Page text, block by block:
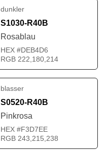
dunkler
S1030-R40B
Rosablau
HEX #DEB4D6
RGB 222,180,214
blasser
S0520-R40B
Pinkrosa
HEX #F3D7EE
RGB 243,215,238